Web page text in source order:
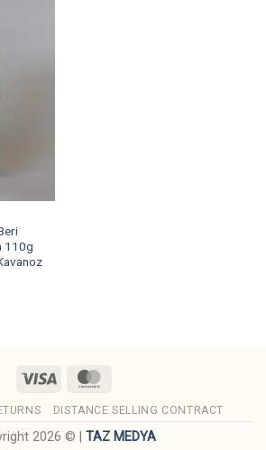
110g
Visa
DISTANCE SELLING CONTRACT
2026 © | TAZ MEDYA